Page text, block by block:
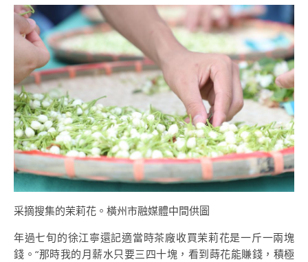
采摘搜集的茉莉花。橫州市融媒體中間供圖
年過七旬的徐江寧還記適當時茶廠收買茉莉花是一斤一兩塊
錢。“那時我的月薪水只要三四十塊，看到蒔花能賺錢，積極